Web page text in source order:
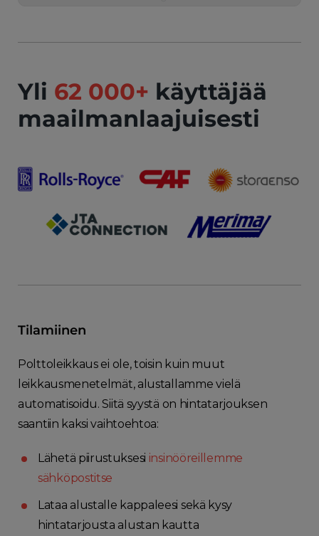
Yli 62 000+ käyttäjää
maailmanlaajuisesti
Tilamiinen
Polttoleikkaus ei ole, toisin kuin muut
leikkausmenetelmät, alustallamme vielä
automatisoidu. Siitä syystä on hintatarjouksen
saantiin kaksi vaihtoehtoa:
Lähetä piirustuksesi insinööreillemme
sähköpostitse
Lataa alustalle kappaleesi sekä kysy
hintatarjousta alustan kautta